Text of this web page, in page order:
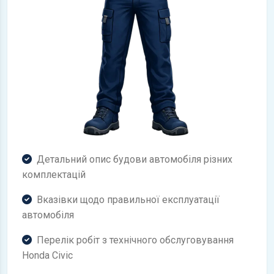
Детальний опис будови автомобіля різних
комплектацій
Вказівки щодо правильної експлуатації
автомобіля
Перелік робіт з технічного обслуговування
Honda Civic